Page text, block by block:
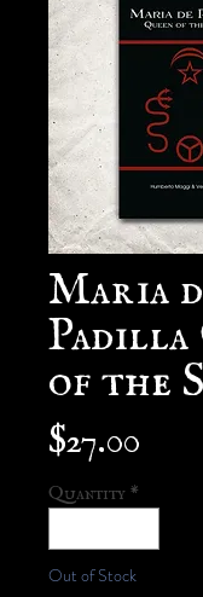
Maria
Padilla
of the
$27.00
Quantity *
Out of Stock